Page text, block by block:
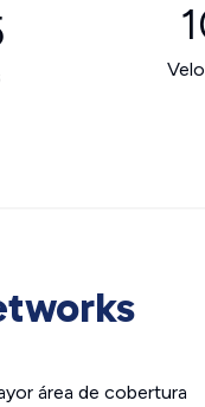
área de cobertura